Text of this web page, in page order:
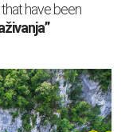
have been